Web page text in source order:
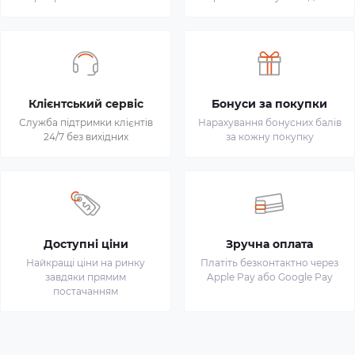
Клієнтський сервіс
Служба підтримки клієнтів
24/7 без вихідних
Бонуси за покупки
Нарахування бонусних балів
за кожну покупку
Доступні ціни
Найкращі ціни на ринку
завдяки прямим
постачанням
Зручна оплата
Платіть безконтактно через
Apple Pay або Google Pay